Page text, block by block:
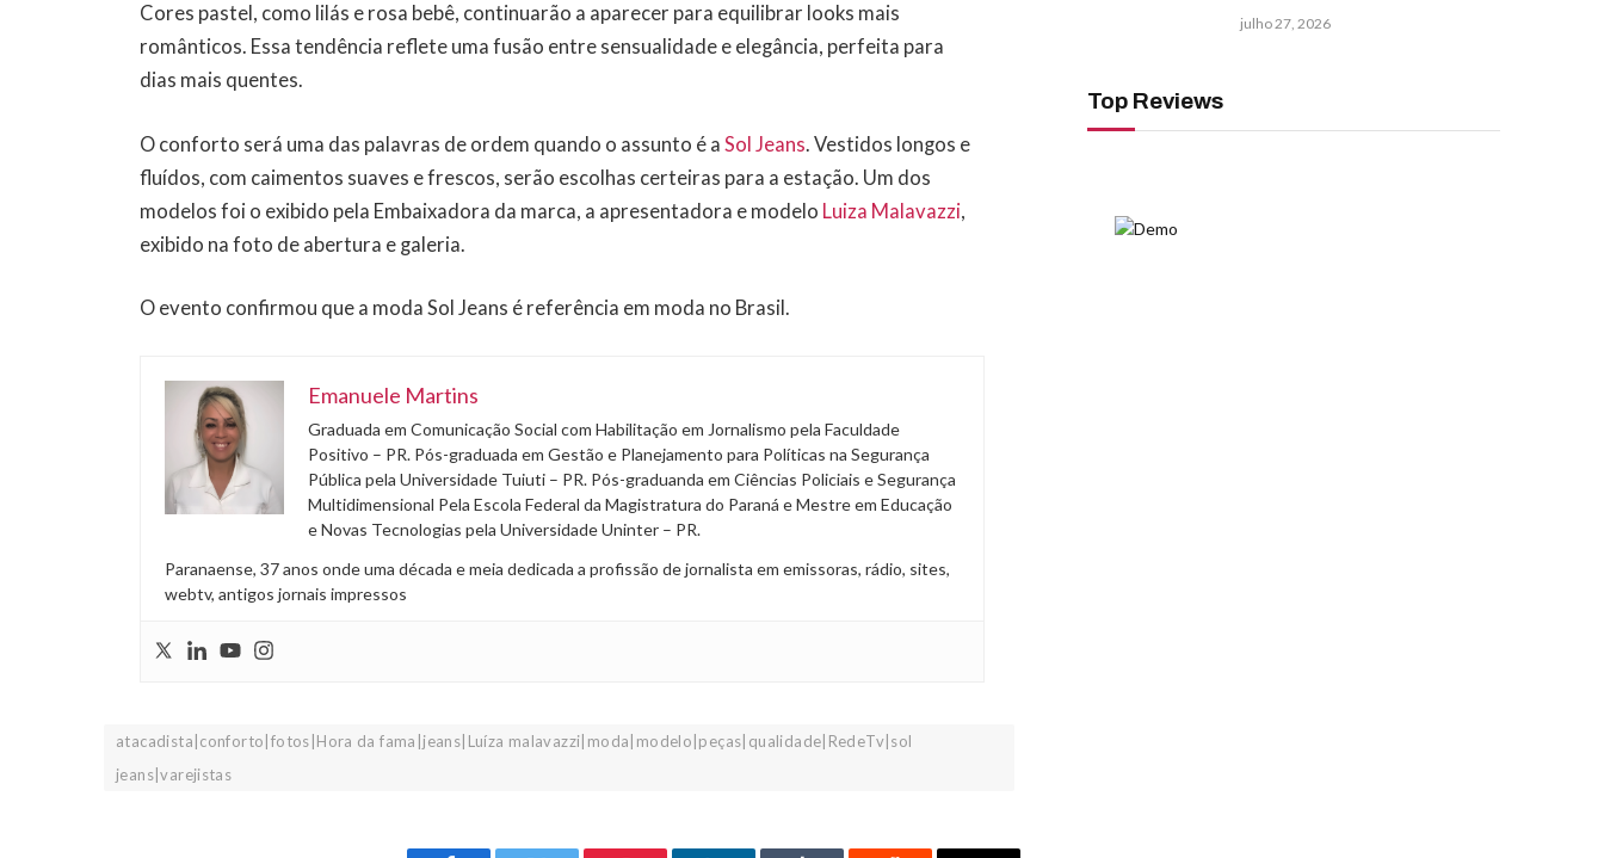
Cores pastel, como lilás e rosa bebê, continuarão a aparecer para equilibrar looks mais
românticos. Essa tendência reflete uma fusão entre sensualidade e elegância, perfeita para
dias mais quentes.
O conforto será uma das palavras de ordem quando o assunto é aSol Jeans. Vestidos longos e
fluídos, com caimentos suaves e frescos, serão escolhas certeiras para a estação. Um dos
modelos foi o exibido pela Embaixadora da marca, a apresentadora e modelo Luiza Malavazzi,
exibido na foto de abertura e galeria.
O evento confirmou que a moda Sol Jeans é referência em moda no Brasil.
Emanuele Martins
Graduada em Comunicação Social com Habilitação em Jornalismo pela Faculdade
Positivo – PR. Pós-graduada em Gestão e Planejamento para Políticas na Segurança
Pública pela Universidade Tuiuti – PR. Pós-graduanda em Ciências Policiais e Segurança
Multidimensional Pela Escola Federal da Magistratura do Paraná e Mestre em Educação
e Novas Tecnologias pela Universidade Uninter – PR.
Paranaense, 37 anos onde uma década e meia dedicada a profissão de jornalista em emissoras, rádio, sites,
webtv, antigos jornais impressos
atacadista|conforto|fotos|Hora da fama|jeans|Luíza malavazzi|moda|modelo|peças|qualidade|RedeTv|sol
jeans|varejistas
julho 27, 2026
Top Reviews